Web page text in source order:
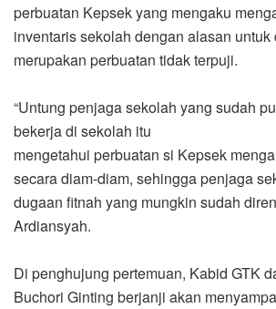
perbuatan Kepsek yang mengaku
inventaris sekolah dengan alasan untuk
merupakan perbuatan tidak terpuji.
“Untung penjaga sekolah yang sudah
bekerja di sekolah itu
mengetahui perbuatan si Kepsek
secara diam-diam, sehingga penjaga
dugaan fitnah yang mungkin sudah
Ardiansyah.
Di penghujung pertemuan, Kabid GTK
Buchori Ginting berjanji akan